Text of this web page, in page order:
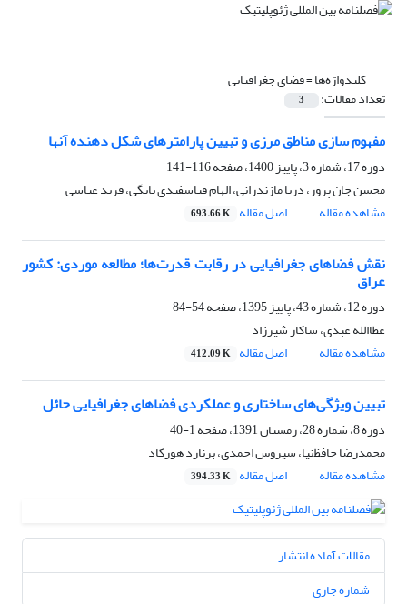
کلیدواژه‌ها =فضای جغرافیایی
تعداد مقالات: 3
مفهوم سازی مناطق مرزی و تبیین پارامترهای شکل دهنده آنها
دوره 17، شماره 3، پاییز 1400، صفحه
116-141
محسن جان پرور، دریا مازندرانی، الهام قباسفیدی بایگی، فرید عباسی
مشاهده مقاله
اصل مقاله 693.66 K
نقش فضاهای جغرافیایی در رقابت قدرت‌ها؛ مطالعه موردی: کشور
عراق
دوره 12، شماره 43، پاییز 1395، صفحه
54-84
عطاالله عبدی، ساکار شیرزاد
مشاهده مقاله
اصل مقاله 412.09 K
تبیین ویژگی‌های ساختاری و عملکردی فضاهای جغرافیایی حائل
دوره 8، شماره 28، زمستان 1391، صفحه
1-40
محمدرضا حافظ‌نیا، سیروس احمدی، برنارد هورکاد
مشاهده مقاله
اصل مقاله 394.33 K
مقالات آماده انتشار
شماره جاری